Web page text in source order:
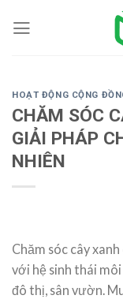
HOẠT ĐỘNG CỘNG
CHĂM SÓC
GIẢI PHÁP
NHIÊN
Chăm sóc cây
với hệ sinh thái
đô thị, sân vườn.